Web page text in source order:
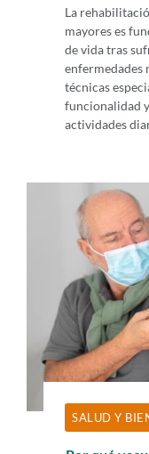
La
mayores es
de vida tras
enfermedades
técnicas
funcionalidad
actividades
SALUD Y